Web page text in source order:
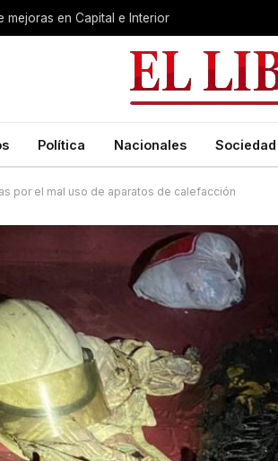
mejoras en Capital e Interior
Política Nacionales Sociedad
por el mal uso de aparatos de calefacción